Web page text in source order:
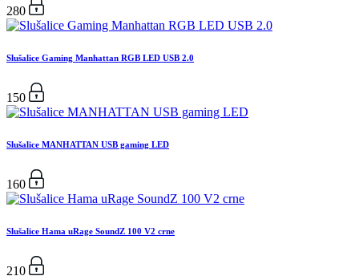
280
Slušalice Gaming Manhattan RGB LED USB 2.0
150
Slušalice MANHATTAN USB gaming LED
160
Slušalice Hama uRage SoundZ 100 V2 crne
210